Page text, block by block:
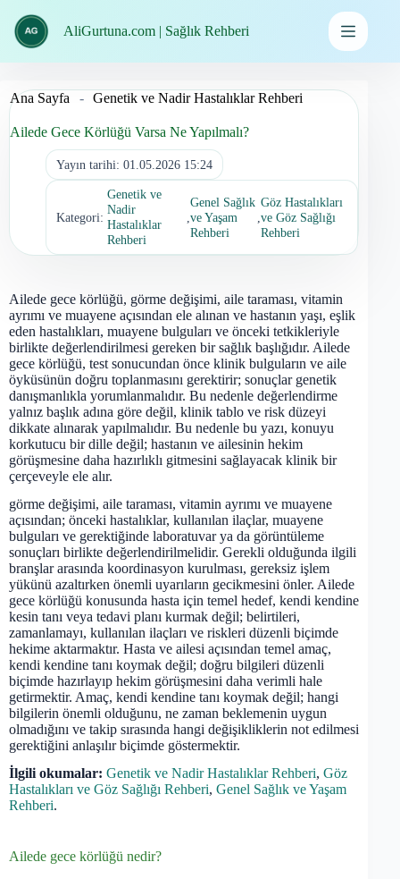
geç
AliGurtuna.com | Sağlık Rehberi
Ana Sayfa - Genetik ve Nadir Hastalıklar Rehberi
Ailede Gece Körlüğü Varsa Ne Yapılmalı?
Yayın tarihi: 01.05.2026 15:24
Kategori:
Genetik ve
Nadir
Hastalıklar
Rehberi
Genel Sağlık
ve Yaşam
Rehberi
,
Göz Hastalıkları
ve Göz Sağlığı
Rehberi
Ailede gece körlüğü, görme değişimi, aile taraması, vitamin
ayrımı ve muayene açısından ele alınan ve hastanın yaşı, eşlik
eden hastalıkları, muayene bulguları ve önceki tetkikleriyle
birlikte değerlendirilmesi gereken bir sağlık başlığıdır. Ailede
gece körlüğü, test sonucundan önce klinik bulguların ve aile
öyküsünün doğru toplanmasını gerektirir; sonuçlar genetik
danışmanlıkla yorumlanmalıdır. Bu nedenle değerlendirme
yalnız başlık adına göre değil, klinik tablo ve risk düzeyi
dikkate alınarak yapılmalıdır. Bu nedenle bu yazı, konuyu
korkutucu bir dille değil; hastanın ve ailesinin hekim
görüşmesine daha hazırlıklı gitmesini sağlayacak klinik bir
çerçeveyle ele alır.
görme değişimi, aile taraması, vitamin ayrımı ve muayene
açısından; önceki hastalıklar, kullanılan ilaçlar, muayene
bulguları ve gerektiğinde laboratuvar ya da görüntüleme
sonuçları birlikte değerlendirilmelidir. Gerekli olduğunda ilgili
branşlar arasında koordinasyon kurulması, gereksiz işlem
yükünü azaltırken önemli uyarıların gecikmesini önler. Ailede
gece körlüğü konusunda hasta için temel hedef, kendi kendine
kesin tanı veya tedavi planı kurmak değil; belirtileri,
zamanlamayı, kullanılan ilaçları ve riskleri düzenli biçimde
hekime aktarmaktır. Hasta ve ailesi açısından temel amaç,
kendi kendine tanı koymak değil; doğru bilgileri düzenli
biçimde hazırlayıp hekim görüşmesini daha verimli hale
getirmektir. Amaç, kendi kendine tanı koymak değil; hangi
bilgilerin önemli olduğunu, ne zaman beklemenin uygun
olmadığını ve takip sırasında hangi değişikliklerin not edilmesi
gerektiğini anlaşılır biçimde göstermektir.
İlgili okumalar: Genetik ve Nadir Hastalıklar Rehberi, Göz
Hastalıkları ve Göz Sağlığı Rehberi, Genel Sağlık ve Yaşam
Rehberi.
Ailede gece körlüğü nedir?